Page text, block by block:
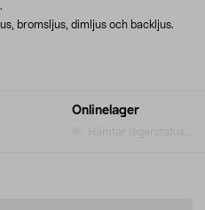
Onlinelager
Hämtar lagerstatus...
bromsljus, dimljus och backljus.